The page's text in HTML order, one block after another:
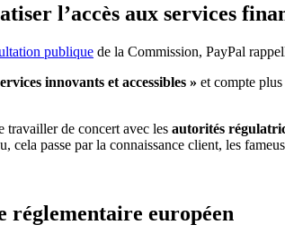
l’accès aux services
publique de la Commission, PayPal
innovants et accessibles » et compte plus
travailler de concert avec les autorités
cela passe par la connaissance client, les
réglementaire européen